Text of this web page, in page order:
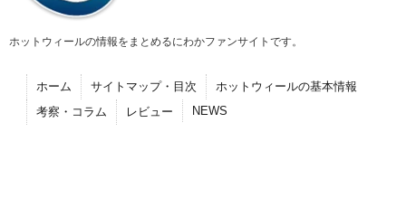
ホットウィールの情報をまとめるにわかファンサイトです。
ホーム サイトマップ・目次
ホットウィールの基本情報
考察・コラム
レビュー NEWS